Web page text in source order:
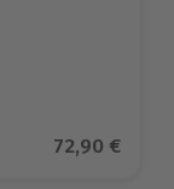
Aktueller
72,90 €